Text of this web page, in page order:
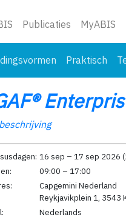
Publicaties MyABIS
Praktisch
16 sep – 17 sep 2026
09:00 – 17:00
Capgemini Nederland
Reykjavikplein 1, 3543
Nederlands